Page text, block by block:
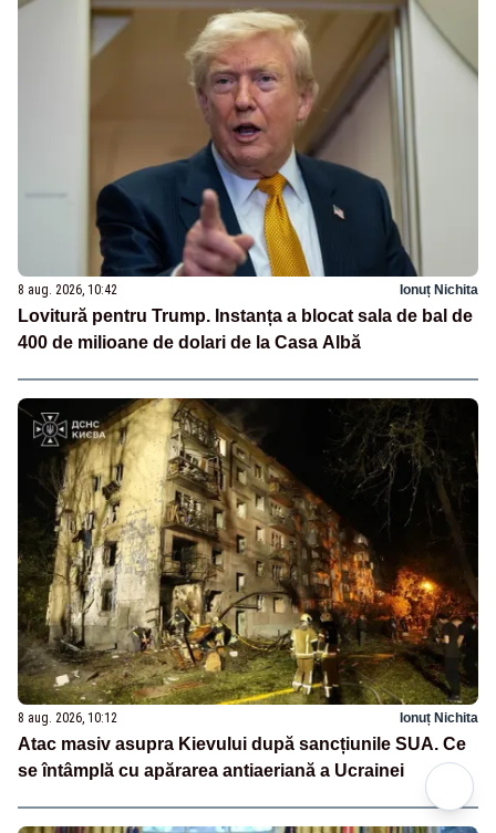
8 aug. 2026, 10:42 Ionuț Nichita
Lovitură pentru Trump. Instanța a blocat sala de bal de
400 de milioane de dolari de la Casa Albă
8 aug. 2026, 10:12 Ionuț Nichita
Atac masiv asupra Kievului după sancțiunile SUA. Ce
se întâmplă cu apărarea antiaeriană a Ucrainei